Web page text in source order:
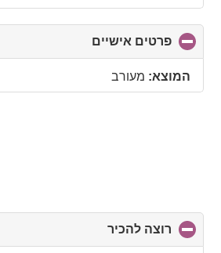
פרטים אישיים
to
המוצא: מעורב
רוצה להכיר
to